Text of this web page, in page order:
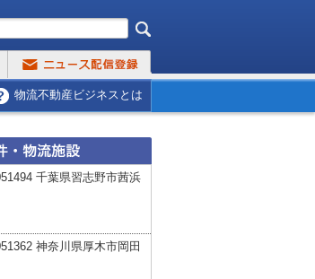
物流不動産ビジネスとは
千葉県習志野市茜浜
神奈川県厚木市岡田